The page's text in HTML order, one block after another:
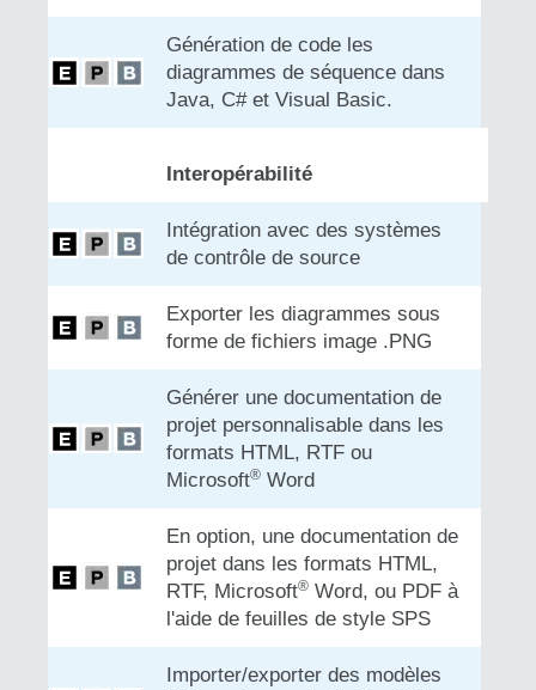
Génération de code les
diagrammes de séquence dans
Java, C# et Visual Basic.
Interopérabilité
Intégration avec des systèmes
de contrôle de source
Exporter les diagrammes sous
forme de fichiers image .PNG
Générer une documentation de
projet personnalisable dans les
formats HTML, RTF ou
Microsoft® Word
En option, une documentation de
projet dans les formats HTML,
RTF, Microsoft® Word, ou PDF à
l'aide de feuilles de style SPS
Importer/exporter des modèles